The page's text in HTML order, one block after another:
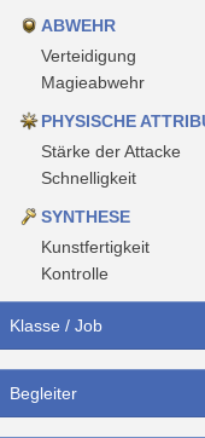
ABWEHR
Verteidigung
Magieabwehr
PHYSISCHE
Stärke der Attacke
Schnelligkeit
SYNTHESE
Kunstfertigkeit
Kontrolle
Klasse / Job
Begleiter